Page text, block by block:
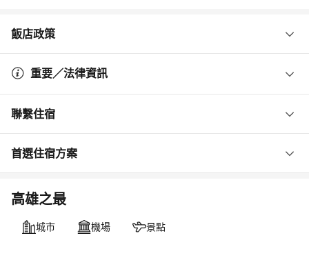
飯店政策
重要／法律資訊
聯繫住宿
首選住宿方案
高雄之最
城市 機場 景點